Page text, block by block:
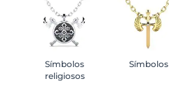
Símbolos
religiosos
Símbolos